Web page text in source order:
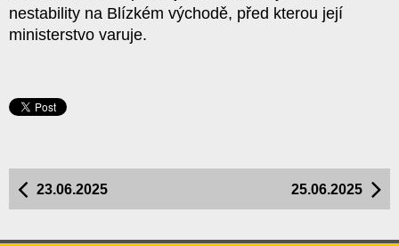
nestability na Blízkém východě, před kterou její
ministerstvo varuje.
25.06.2025
23.06.2025